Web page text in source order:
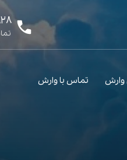
وارش تماس با وارش